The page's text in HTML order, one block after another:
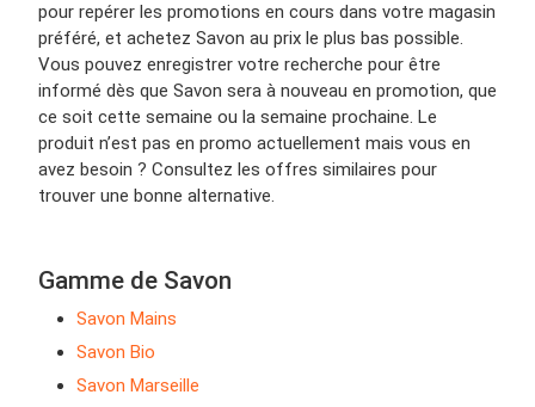
pour repérer les promotions en cours dans votre magasin
préféré, et achetez Savon au prix le plus bas possible.
Vous pouvez enregistrer votre recherche pour être
informé dès que Savon sera à nouveau en promotion, que
ce soit cette semaine ou la semaine prochaine. Le
produit n’est pas en promo actuellement mais vous en
avez besoin ? Consultez les offres similaires pour
trouver une bonne alternative.
Gamme de Savon
Savon Mains
Savon Bio
Savon Marseille